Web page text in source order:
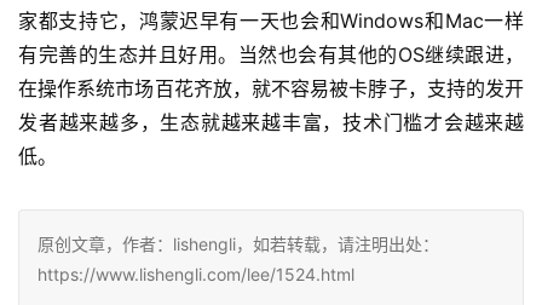
家都支持它，鸿蒙迟早有一天也会和Windows和Mac一样
有完善的生态并且好用。当然也会有其他的OS继续跟进，
在操作系统市场百花齐放，就不容易被卡脖子，支持的发开
发者越来越多，生态就越来越丰富，技术门槛才会越来越
低。
原创文章，作者：lishengli，如若转载，请注明出处：
https://www.lishengli.com/lee/1524.html